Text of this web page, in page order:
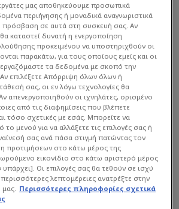
μας αποθηκεύουμε προσωπικά
περιήγησης ή μοναδικά αναγνωριστικά
πρόσβαση σε αυτά στη συσκευή σας. Αν
καταστεί δυνατή η ενεργοποίηση
προκειμένου να υποστηριχθούν οι
παρακάτω, για τους οποίους εμείς και οι
τα δεδομένα με σκοπό την
επιλέξετε Απόρριψη όλων όλων ή
σας, οι εν λόγω τεχνολογίες θα
απενεργοποιηθούν οι ιχνηλάτες, ορισμένο
από τις διαφημίσεις που βλέπετε
τόσο σχετικές με εσάς. Μπορείτε να
το μενού για να αλλάξετε τις επιλογές σας ή
σας ανά πάσα στιγμή πατώντας τον
προτιμήσεων στο κάτω μέρος της
εικονίδιο στο κάτω αριστερό μέρος
υπάρχει]. Οι επιλογές σας θα τεθούν σε ισχύ
λεπτομέρειες ανατρέξτε στην
μας. Περισσότερες πληροφορίες σχετικά